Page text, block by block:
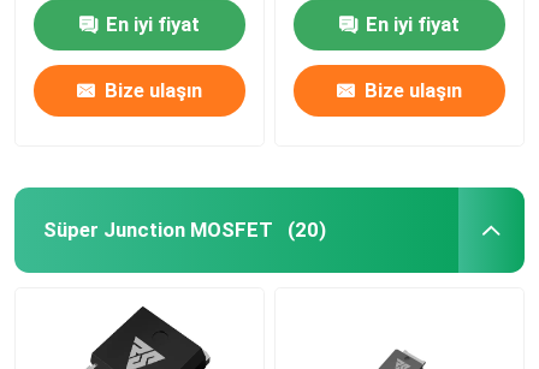
En iyi fiyat
Bize ulaşın
En iyi fiyat
Bize ulaşın
Süper Junction MOSFET (20)